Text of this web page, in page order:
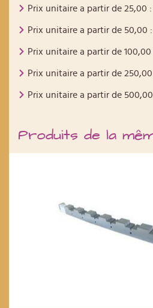
Prix unitaire a partir de 25,00 :
Prix unitaire a partir de 50,00 :
Prix unitaire a partir de 100,00
Prix unitaire a partir de 250,00
Prix unitaire a partir de 500,00
Produits de la